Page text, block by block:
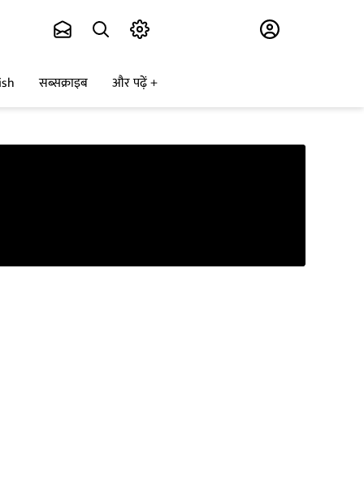
सब्सक्राइब और पढ़ें